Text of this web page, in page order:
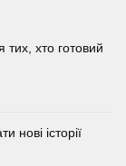
хто готовий
нові історії